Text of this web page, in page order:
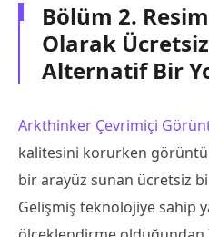
Bölüm 2.
Olarak
Alternatif Bir
Arkthinker Çevrimiçi
kalitesini korurken
bir arayüz sunan ücretsiz
Gelişmiş teknolojiye sahip